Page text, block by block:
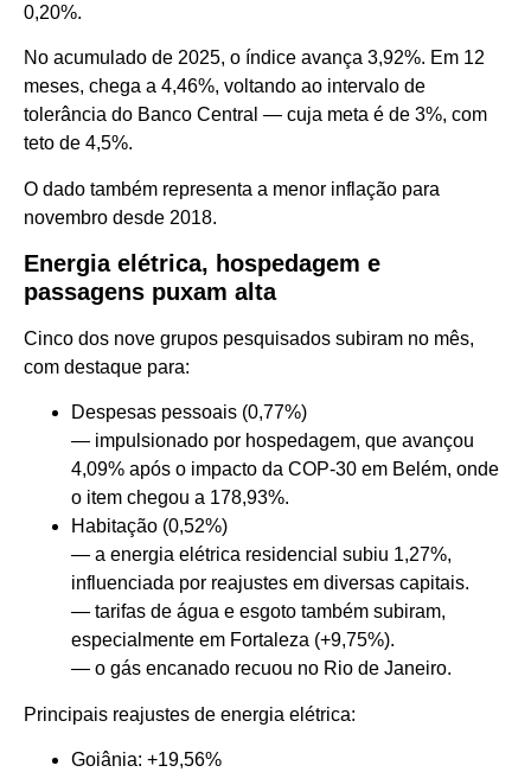
0,20%.
No acumulado de 2025, o índice avança 3,92%. Em 12
meses, chega a 4,46%, voltando ao intervalo de
tolerância do Banco Central — cuja meta é de 3%, com
teto de 4,5%.
O dado também representa a menor inflação para
novembro desde 2018.
Energia elétrica, hospedagem e
passagens puxam alta
Cinco dos nove grupos pesquisados subiram no mês,
com destaque para:
Despesas pessoais (0,77%)
— impulsionado por hospedagem, que avançou
4,09% após o impacto da COP-30 em Belém, onde
o item chegou a 178,93%.
Habitação (0,52%)
— a energia elétrica residencial subiu 1,27%,
influenciada por reajustes em diversas capitais.
— tarifas de água e esgoto também subiram,
especialmente em Fortaleza (+9,75%).
— o gás encanado recuou no Rio de Janeiro.
Principais reajustes de energia elétrica:
Goiânia: +19,56%